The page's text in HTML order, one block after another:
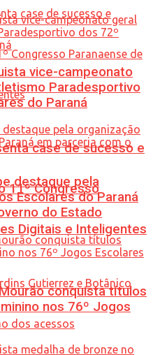
case de sucesso e
11º Congresso
Digitais e Inteligentes
vice-campeonato
Paradesportivo
do Paraná
destaque pela
Escolares do Paraná
do Estado
conquista títulos
nos 76º Jogos